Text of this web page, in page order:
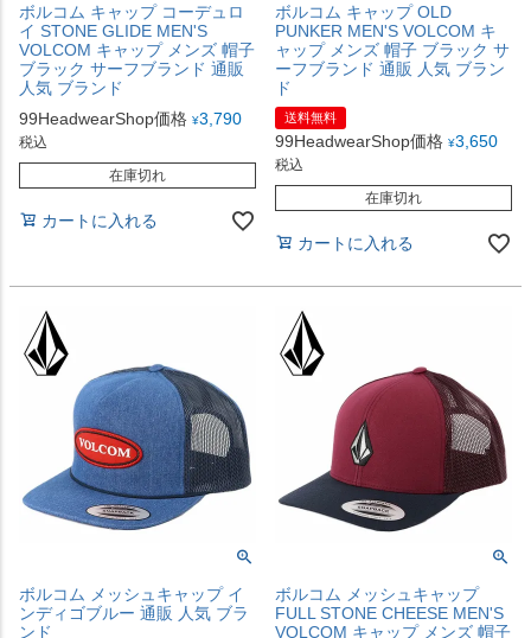
ボルコム キャップ コーデュロ
イ STONE GLIDE MEN'S
VOLCOM キャップ メンズ 帽子
ブラック サーフブランド 通販
人気 ブランド
99HeadwearShop価格 ¥3,790
税込
在庫切れ
カートに入れる
ボルコム キャップ OLD
PUNKER MEN'S VOLCOM キ
ャップ メンズ 帽子 ブラック サ
ーフブランド 通販 人気 ブラン
ド
送料無料
99HeadwearShop価格 ¥3,650
税込
在庫切れ
カートに入れる
ボルコム メッシュキャップ イ
ンディゴブルー 通販 人気 ブラ
ンド
ボルコム メッシュキャップ
FULL STONE CHEESE MEN'S
VOLCOM キャップ メンズ 帽子